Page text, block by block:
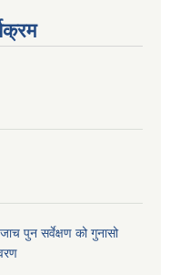
पुन सर्वेक्षण को गुनासो